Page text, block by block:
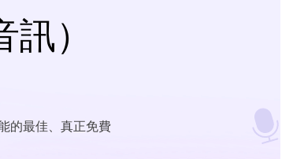
版本）
的最佳、真正免費